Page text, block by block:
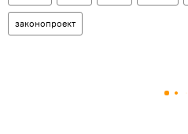
законопроект